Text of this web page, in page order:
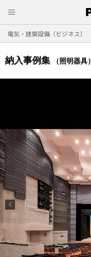
電気・建築設備（ビジネス）
納入事例集 （照明器具）